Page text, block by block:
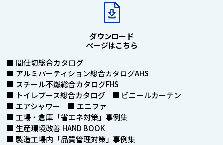
ダウンロード
ページはこちら
■ 間仕切総合カタログ
■ アルミパーティション総合カタログAHS
■ スチール不燃総合カタログFHS
■ トイレブース総合カタログ ■ ビニールカーテン
■ エアシャワー ■ エニファ
■ 工場・倉庫「省エネ対策」事例集
■ 生産環境改善 HAND BOOK
■ 製造工場内「品質管理対策」事例集